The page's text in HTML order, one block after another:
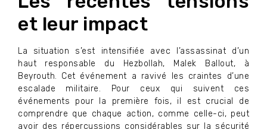
et leur impact
La situation s’est intensifiée avec l’assassinat d’un
haut responsable du Hezbollah, Malek Ballout, à
Beyrouth. Cet événement a ravivé les craintes d’une
escalade militaire. Pour ceux qui suivent ces
événements pour la première fois, il est crucial de
comprendre que chaque action, comme celle-ci, peut
avoir des répercussions considérables sur la sécurité